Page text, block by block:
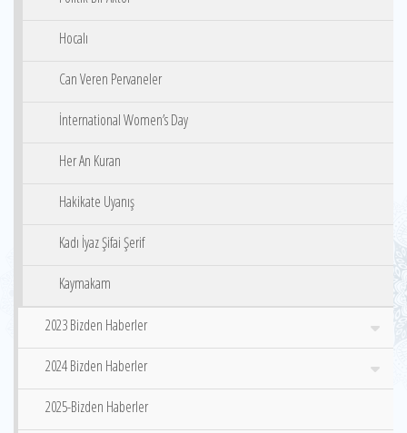
Hocalı
Can Veren Pervaneler
İnternational Women’s Day
Her An Kuran
Hakikate Uyanış
Kadı İyaz Şifai Şerif
Kaymakam
2023 Bizden Haberler
2024 Bizden Haberler
2025-Bizden Haberler